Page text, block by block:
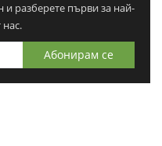
разберете първи за най-
Абонирам се